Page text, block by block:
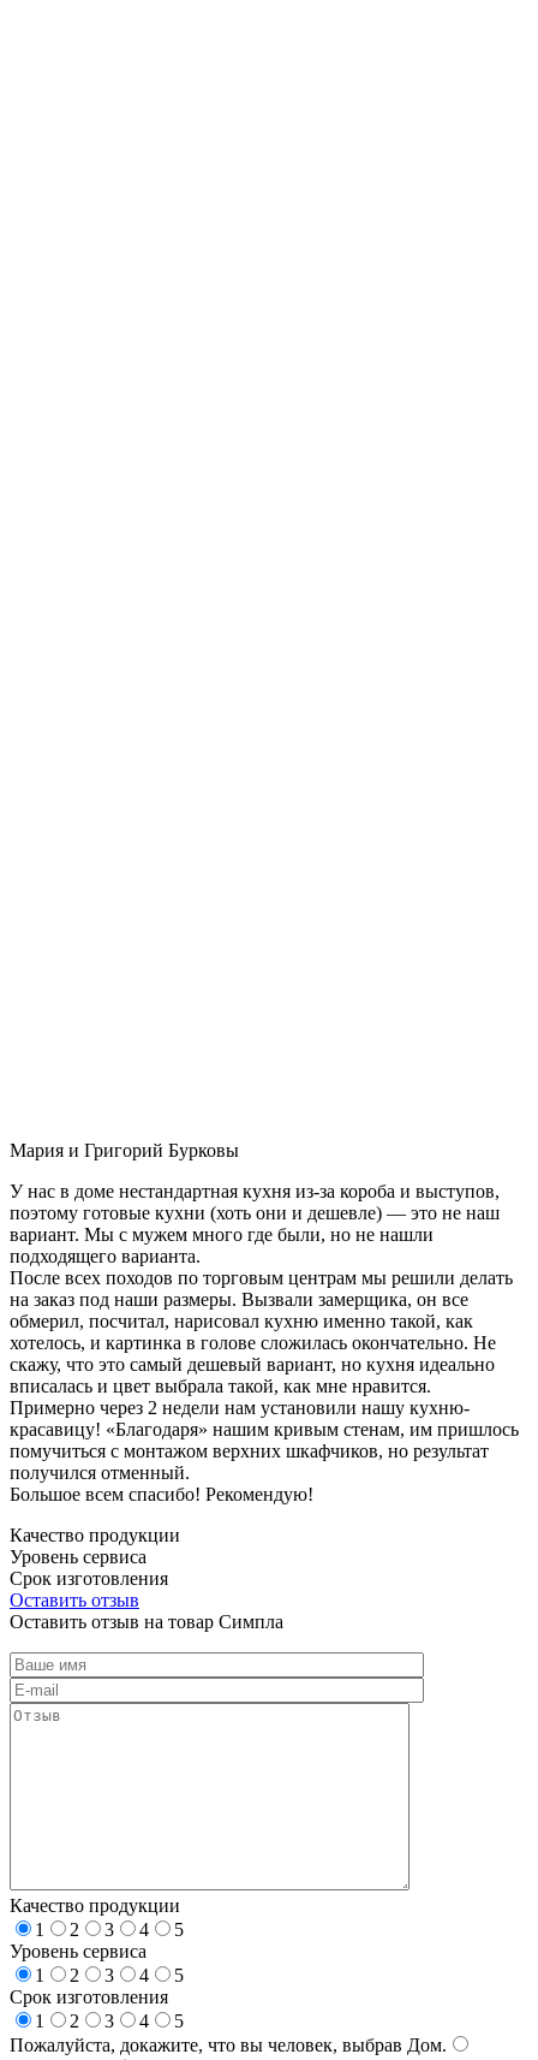
Мария и Григорий Бурковы
У нас в доме нестандартная кухня из-за короба и выступов,
поэтому готовые кухни (хоть они и дешевле) — это не наш
вариант. Мы с мужем много где были, но не нашли
подходящего варианта.
После всех походов по торговым центрам мы решили делать
на заказ под наши размеры. Вызвали замерщика, он все
обмерил, посчитал, нарисовал кухню именно такой, как
хотелось, и картинка в голове сложилась окончательно. Не
скажу, что это самый дешевый вариант, но кухня идеально
вписалась и цвет выбрала такой, как мне нравится.
Примерно через 2 недели нам установили нашу кухню-
красавицу! «Благодаря» нашим кривым стенам, им пришлось
помучиться с монтажом верхних шкафчиков, но результат
получился отменный.
Большое всем спасибо! Рекомендую!
Качество продукции
Уровень сервиса
Срок изготовления
Оставить отзыв
Оставить отзыв на товар Симпла
Качество продукции
1
2 3 4
5
Уровень сервиса
1
2 3 4
5
Срок изготовления
1
2 3 4
5
Пожалуйста, докажите, что вы человек, выбрав Дом.